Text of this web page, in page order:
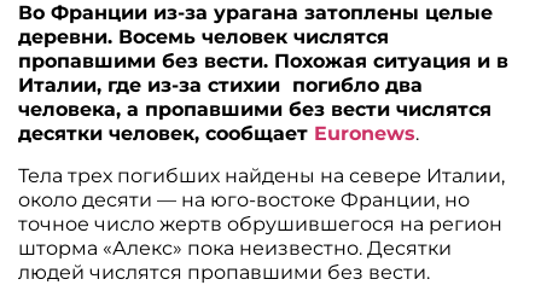
Во Франции из-за урагана затоплены целые
деревни. Восемь человек числятся
пропавшими без вести. Похожая ситуация и в
Италии, где из-за стихии погибло два
человека, а пропавшими без вести числятся
десятки человек, сообщает Euronews.
Тела трех погибших найдены на севере Италии,
около десяти — на юго-востоке Франции, но
точное число жертв обрушившегося на регион
шторма «Алекс» пока неизвестно. Десятки
людей числятся пропавшими без вести.